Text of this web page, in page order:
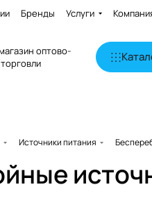
Бренды Услуги
оптово-
Источники питания